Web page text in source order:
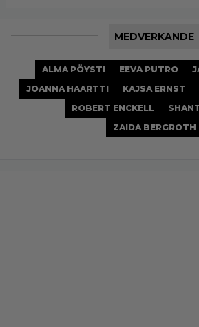
MEDVERKANDE
ALMA PÖYSTI EEVA PUTRO
JOANNA HAARTTI
KAJSA ERNST
ROBERT ENCKELL
ZAIDA BERGROTH